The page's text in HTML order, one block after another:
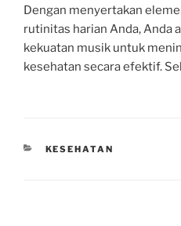
Dengan menyertakan
rutinitas harian Anda, Anda
kekuatan musik untuk
kesehatan secara efektif.
CATEGORIES
KESEHATAN